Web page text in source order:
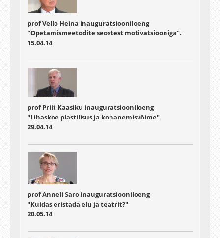
prof Vello Heina inauguratsiooniloeng
"Õpetamismeetodite seostest motivatsiooniga".
15.04.14
prof Priit Kaasiku inauguratsiooniloeng
"Lihaskoe plastilisus ja kohanemisvõime".
29.04.14
prof Anneli Saro inauguratsiooniloeng
"Kuidas eristada elu ja teatrit?"
20.05.14